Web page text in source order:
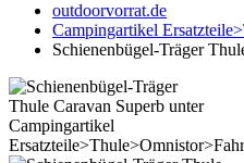
outdoorvorrat.de
Campingartikel
Schienenbügel-Träger